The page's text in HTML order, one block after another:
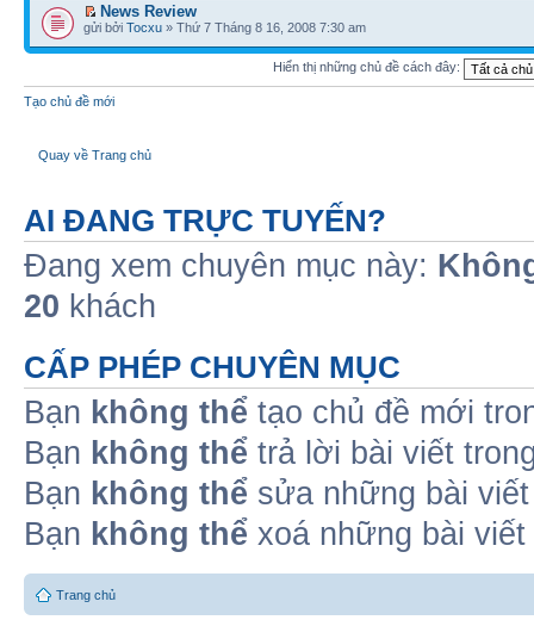
News Review
gửi bởi Tocxu » Thứ 7 Tháng 8 16, 2008 7:30 am
Hiển thị những chủ đề cách đây:
Tạo chủ đề mới
Quay về Trang chủ
AI ĐANG TRỰC TUYẾN?
Đang xem chuyên mục này:
20 khách
CẤP PHÉP CHUYÊN MỤC
Bạn không thể tạo chủ đề mới
Bạn không thể trả lời bài viết
Bạn không thể sửa những bài
Bạn không thể xoá những bài
Trang chủ